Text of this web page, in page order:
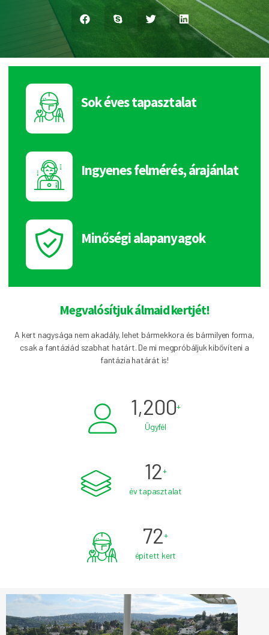
Sok éves tapasztalat
Ingyenes felmérés, árajánlat
Minőségi alapanyagok
Megvalósítjuk álmaid kertjét!
A kert nagysága nem akadály, lehet bármekkora és bármilyen forma,
csak a fantáziád szabhat határt. De mi megpróbáljuk kibővíteni a
fantázia határát is!
1,200+
Ügyfél
12+
év tapasztalat
72+
épített kert